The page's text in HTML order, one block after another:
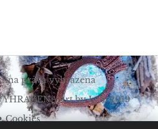
práva vyhrazena
Art by L. Š. 2019
Cookies